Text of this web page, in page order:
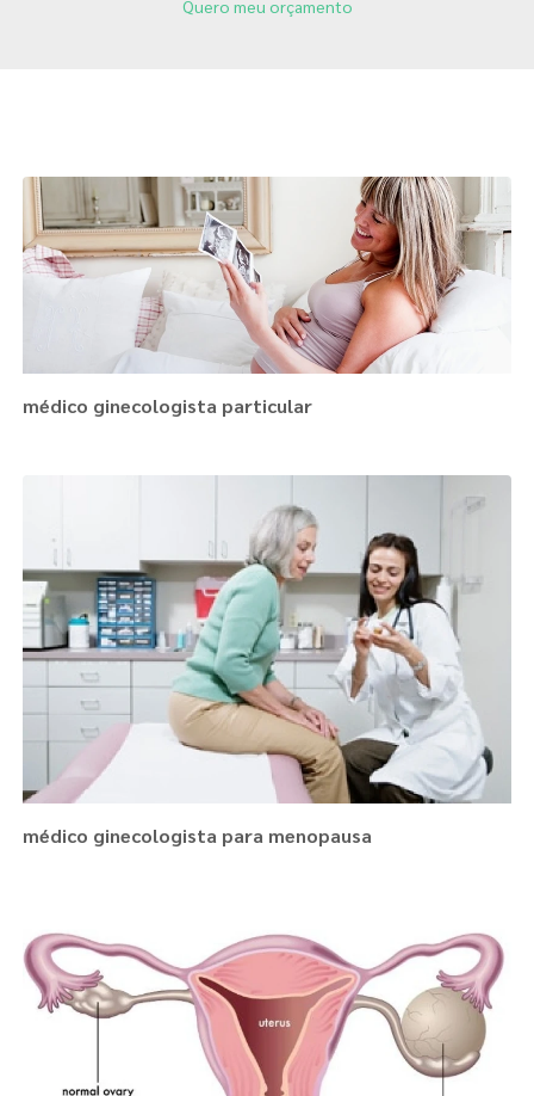
Quero meu orçamento
médico ginecologista particular
médico ginecologista para menopausa